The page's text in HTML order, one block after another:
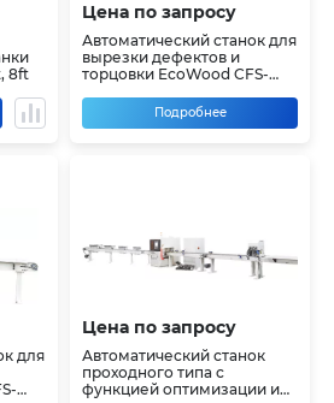
8ft
Цена по запросу
Автоматический станок для
вырезки дефектов и
торцовки EcoWood CFS-
Подробнее
для
Цена по запросу
Автоматический станок
проходного типа с
функцией оптимизации и